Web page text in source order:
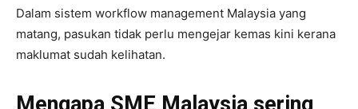
Dalam sistem workflow management Malaysia yang
matang, pasukan tidak perlu mengejar kemas kini kerana
maklumat sudah kelihatan.